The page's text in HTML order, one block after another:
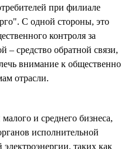
при филиале
С одной стороны, это
контроля за
– средство обратной связи,
внимание к общественно
отрасли.
и среднего бизнеса,
исполнительной
таких как